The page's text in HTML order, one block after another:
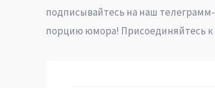
подписывайтесь на наш
порцию юмора! Присоединяйтесь